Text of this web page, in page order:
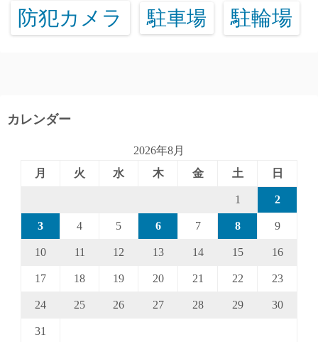
防犯カメラ 駐車場 駐輪場
カレンダー
2026年8月
月
火 水 木 金 土 日
1 2
3 4 5 6 7 8 9
10 11 12 13 14 15 16
17 18 19 20 21 22 23
24 25 26 27 28 29 30
31